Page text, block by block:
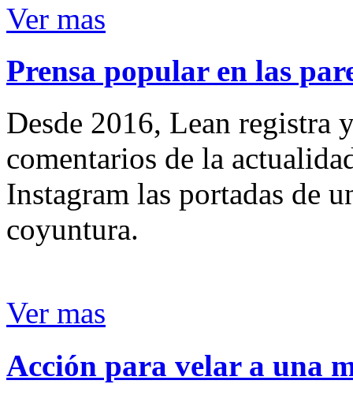
Ver mas
Prensa popular en las
Desde 2016, Lean registra
comentarios de la
Instagram las portadas de
coyuntura.
Ver mas
Acción para velar a una